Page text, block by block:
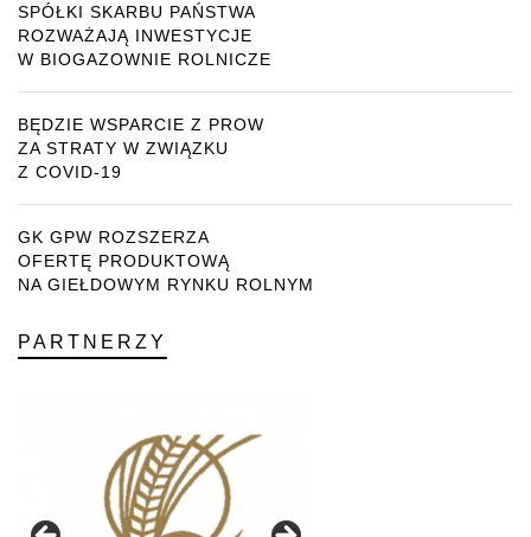
SPÓŁKI SKARBU PAŃSTWA
ROZWAŻAJĄ INWESTYCJE
W BIOGAZOWNIE ROLNICZE
BĘDZIE WSPARCIE Z PROW
ZA STRATY W ZWIĄZKU
Z COVID-19
GK GPW ROZSZERZA
OFERTĘ PRODUKTOWĄ
NA GIEŁDOWYM RYNKU ROLNYM
PARTNERZY